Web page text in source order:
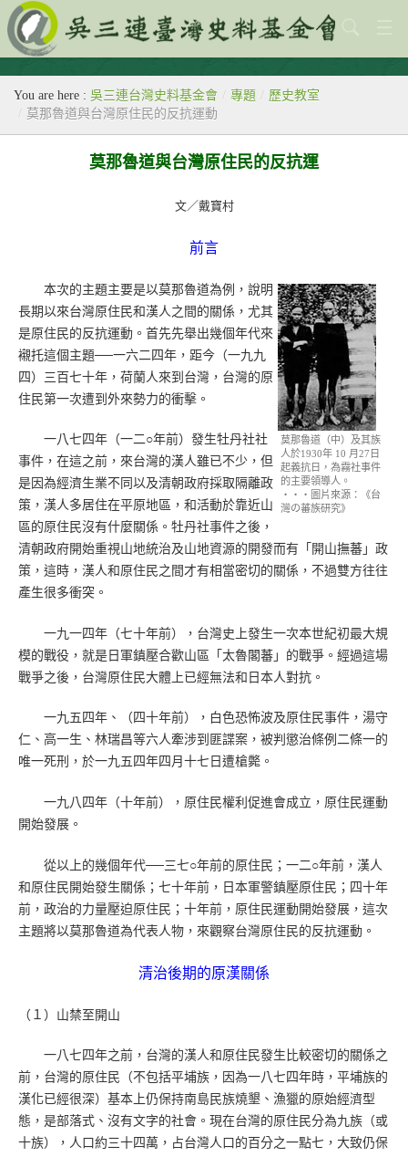
關於本會
歷史教室
台灣史料中心
You are here : 吳三連台灣史料基金會 / 專題 / 歷史教室
/ 莫那魯道與台灣原住民的反抗運動
莫那魯道與台灣原住民的反抗運
文／戴寶村
前言
莫那魯道（中）及其族
人於1930年 10 月27日
起義抗日，為霧社事件
的主要領導人。
‧‧‧圖片來源：《台
灣の蕃族研究》
本次的主題主要是以莫那魯道為例，說明
長期以來台灣原住民和漢人之間的關係，尤其
是原住民的反抗運動。首先先舉出幾個年代來
襯托這個主題──一六二四年，距今（一九九
四）三百七十年，荷蘭人來到台灣，台灣的原
住民第一次遭到外來勢力的衝擊。
一八七四年（一二○年前）發生牡丹社社
事件，在這之前，來台灣的漢人雖已不少，但
是因為經濟生業不同以及清朝政府採取隔離政
策，漢人多居住在平原地區，和活動於靠近山
區的原住民沒有什麼關係。牡丹社事件之後，
清朝政府開始重視山地統治及山地資源的開發而有「開山撫蕃」政
策，這時，漢人和原住民之間才有相當密切的關係，不過雙方往往
產生很多衝突。
一九一四年（七十年前），台灣史上發生一次本世紀初最大規
模的戰役，就是日軍鎮壓合歡山區「太魯閣蕃」的戰爭。經過這場
戰爭之後，台灣原住民大體上已經無法和日本人對抗。
一九五四年、（四十年前），白色恐怖波及原住民事件，湯守
仁、高一生、林瑞昌等六人牽涉到匪諜案，被判懲治條例二條一的
唯一死刑，於一九五四年四月十七日遭槍斃。
一九八四年（十年前），原住民權利促進會成立，原住民運動
開始發展。
從以上的幾個年代──三七○年前的原住民；一二○年前，漢人
和原住民開始發生關係；七十年前，日本軍警鎮壓原住民；四十年
前，政治的力量壓迫原住民；十年前，原住民運動開始發展，這次
主題將以莫那魯道為代表人物，來觀察台灣原住民的反抗運動。
清治後期的原漢關係
（１）山禁至開山
一八七四年之前，台灣的漢人和原住民發生比較密切的關係之
前，台灣的原住民（不包括平埔族，因為一八七四年時，平埔族的
漢化已經很深）基本上仍保持南島民族燒墾、漁獵的原始經濟型
態，是部落式、沒有文字的社會。現在台灣的原住民分為九族（或
十族），人口約三十四萬，占台灣人口的百分之一點七，大致仍保